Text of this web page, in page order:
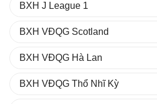
BXH J League 1
BXH VĐQG Scotland
BXH VĐQG Hà Lan
BXH VĐQG Thổ Nhĩ Kỳ